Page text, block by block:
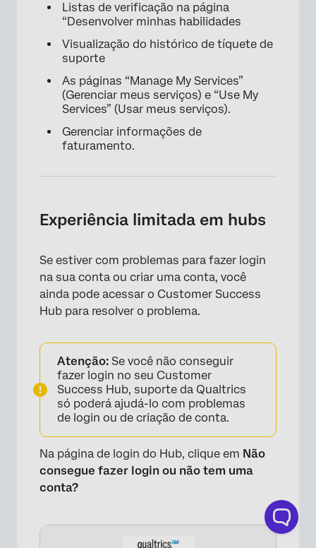
Listas de verificação na página
“Desenvolver minhas habilidades
Visualização do histórico de tíquete de
suporte
As páginas “Manage My Services”
(Gerenciar meus serviços) e “Use My
Services” (Usar meus serviços).
Gerenciar informações de
faturamento.
Experiência limitada em hubs
Se estiver com problemas para fazer login
na sua conta ou criar uma conta, você
ainda pode acessar o Customer Success
Hub para resolver o problema.
Atenção: Se você não conseguir
fazer login no seu Customer
Success Hub, suporte da Qualtrics
só poderá ajudá-lo com problemas
de login ou de criação de conta.
Na página de login do Hub, clique em Não
consegue fazer login ou não tem uma
conta?